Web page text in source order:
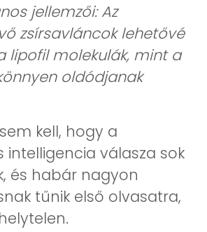
jellemzői: Az
zsírsavláncok lehetővé
lipofil molekulák, mint a
oldódjanak
kell, hogy a
intelligencia válasza sok
és habár nagyon
tűnik első olvasatra,